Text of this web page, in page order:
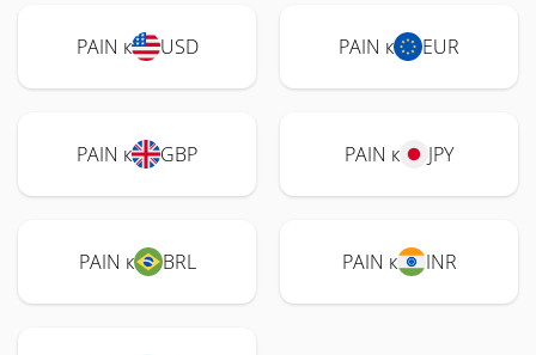
PAIN к USD PAIN к EUR
PAIN к GBP PAIN к JPY
PAIN к BRL PAIN к INR